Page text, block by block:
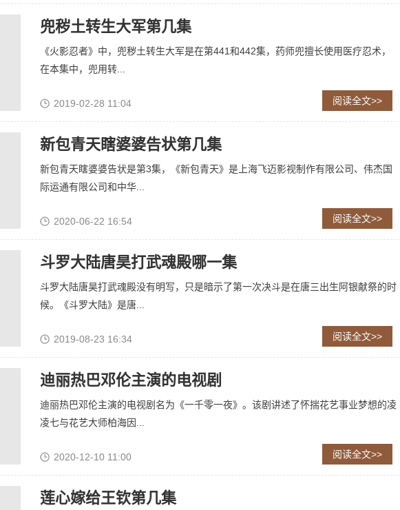
兜秽土转生大军第几集
《火影忍者》中，兜秽土转生大军是在第441和442集，药师兜擅长使用医疗忍术，
在本集中，兜用转...
2019-02-28 11:04 阅读全文>>
新包青天瞎婆婆告状第几集
新包青天瞎婆婆告状是第3集，《新包青天》是上海飞迈影视制作有限公司、伟杰国
际运通有限公司和中华...
2020-06-22 16:54 阅读全文>>
斗罗大陆唐昊打武魂殿哪一集
斗罗大陆唐昊打武魂殿没有明写，只是暗示了第一次决斗是在唐三出生阿银献祭的时
候。《斗罗大陆》是唐...
2019-08-23 16:34 阅读全文>>
迪丽热巴邓伦主演的电视剧
迪丽热巴邓伦主演的电视剧名为《一千零一夜》。该剧讲述了怀揣花艺事业梦想的凌
凌七与花艺大师柏海因...
2020-12-10 11:00 阅读全文>>
莲心嫁给王钦第几集